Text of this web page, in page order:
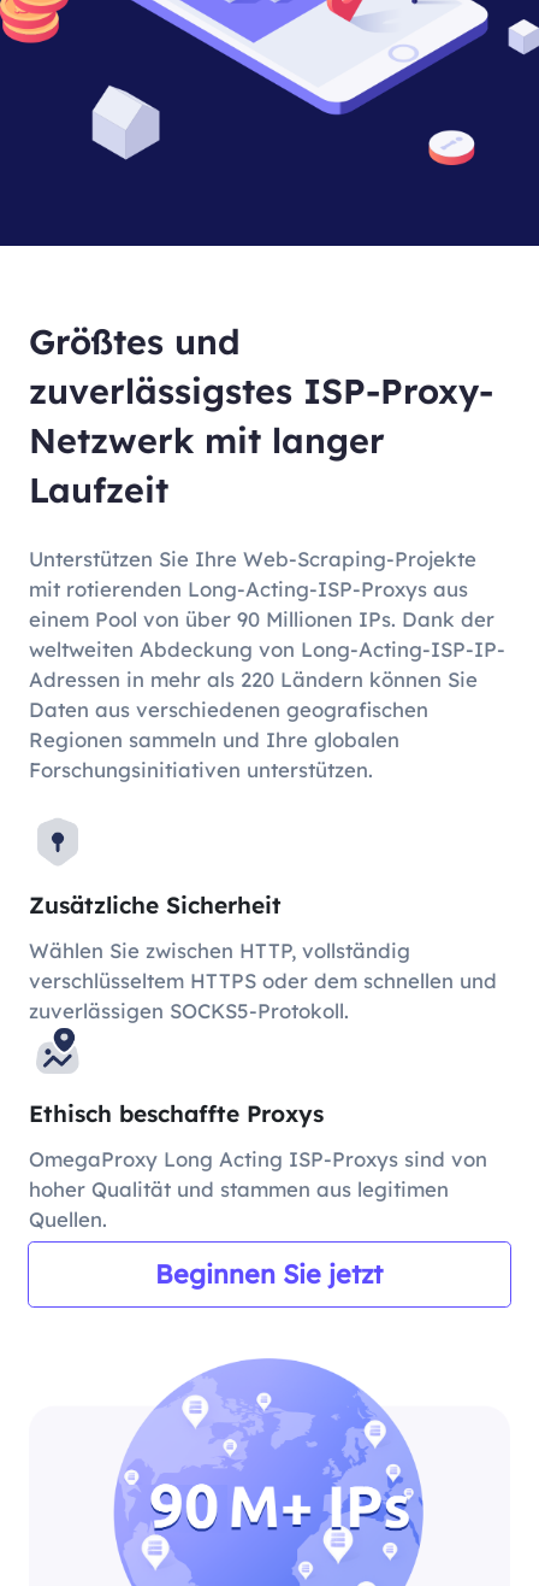
Größtes und
zuverlässigstes ISP-Proxy-
Netzwerk mit langer
Laufzeit
Unterstützen Sie Ihre Web-Scraping-Projekte
mit rotierenden Long-Acting-ISP-Proxys aus
einem Pool von über 90 Millionen IPs. Dank der
weltweiten Abdeckung von Long-Acting-ISP-IP-
Adressen in mehr als 220 Ländern können Sie
Daten aus verschiedenen geografischen
Regionen sammeln und Ihre globalen
Forschungsinitiativen unterstützen.
Zusätzliche Sicherheit
Wählen Sie zwischen HTTP, vollständig
verschlüsseltem HTTPS oder dem schnellen und
zuverlässigen SOCKS5-Protokoll.
Ethisch beschaffte Proxys
OmegaProxy Long Acting ISP-Proxys sind von
hoher Qualität und stammen aus legitimen
Quellen.
Beginnen Sie jetzt